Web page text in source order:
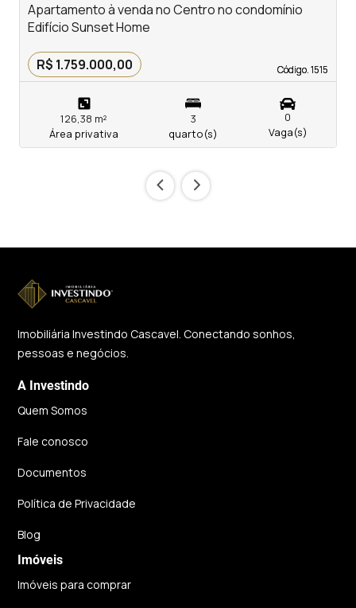
Código. 1515
Código. 1515
Apartamento à venda no Centro no condomínio
Edifício Sunset Home
R$ 1.759.000,00
126,38 m²
Área privativa
3
quarto(s)
0
Vaga(s)
‹ ›
Imobiliária Investindo Cascavel. Conectando sonhos,
pessoas e negócios.
A Investindo
Quem Somos
Fale conosco
Documentos
Política de Privacidade
Blog
Imóveis
Imóveis para comprar